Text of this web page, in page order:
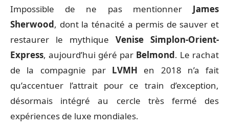
Impossible de ne pas mentionner James
Sherwood, dont la ténacité a permis de sauver et
restaurer le mythique Venise Simplon-Orient-
Express, aujourd’hui géré par Belmond. Le rachat
de la compagnie par LVMH en 2018 n’a fait
qu’accentuer l’attrait pour ce train d’exception,
désormais intégré au cercle très fermé des
expériences de luxe mondiales.